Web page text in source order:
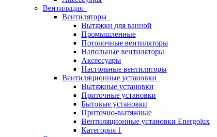
Вентиляция
Вентиляторы
Вытяжки для ванной
Промышленные
Потолочные вентиляторы
Напольные вентиляторы
Аксессуары
Настольные вентиляторы
Вентиляционные установки
Вытяжные установки
Приточные установки
Бытовые установки
Приточно-вытяжные
Вентиляционные установки Energolux
Категория 1